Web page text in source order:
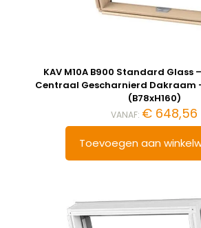
KAV M10A B900 Standard Glass –
Centraal Gescharnierd Dakraam
(B78xH160)
VANAF: € 648,56
Toevoegen aan